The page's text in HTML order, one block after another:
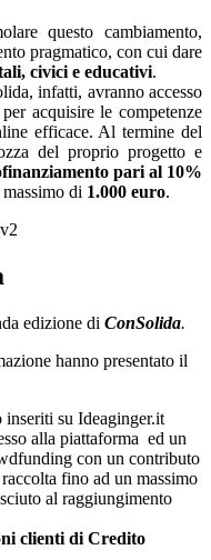
questo cambiamento,
pragmatico, con cui dare
civici e educativi.
infatti, avranno accesso
per acquisire le competenze
efficace. Al termine del
del proprio progetto e
pari al 10%
di 1.000 euro.
edizione di ConSolida.
hanno presentato il
inseriti su Ideaginger.it
alla piattaforma ed un
con un contributo
fino ad un massimo
al raggiungimento
clienti di Credito